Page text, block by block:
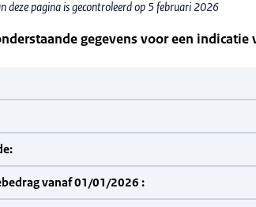
deze pagina is gecontroleerd op 5 februari 2026
gegevens voor een indicatie
vanaf 01/01/2026 :